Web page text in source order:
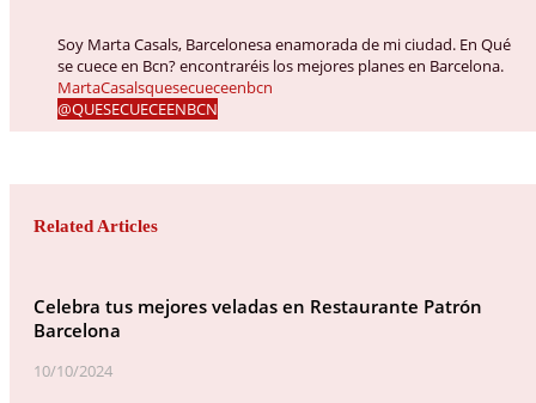
Soy Marta Casals, Barcelonesa enamorada de mi ciudad. En Qué
se cuece en Bcn? encontraréis los mejores planes en Barcelona.
MartaCasalsquesecueceenbcn
@QUESECUECEENBCN
Related Articles
Celebra tus mejores veladas en Restaurante Patrón
Barcelona
10/10/2024